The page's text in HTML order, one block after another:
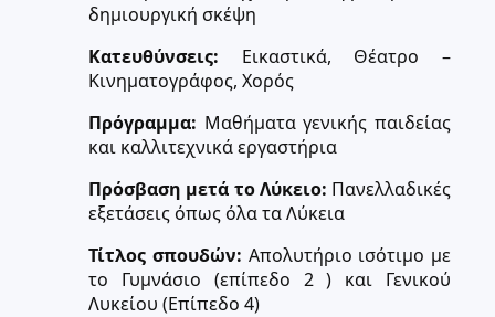
δημιουργική σκέψη
Κατευθύνσεις: Εικαστικά, Θέατρο –
Κινηματογράφος, Χορός
Πρόγραμμα: Μαθήματα γενικής παιδείας
και καλλιτεχνικά εργαστήρια
Πρόσβαση μετά το Λύκειο: Πανελλαδικές
εξετάσεις όπως όλα τα Λύκεια
Τίτλος σπουδών: Απολυτήριο ισότιμο με
το Γυμνάσιο (επίπεδο 2 ) και Γενικού
Λυκείου (Επίπεδο 4)